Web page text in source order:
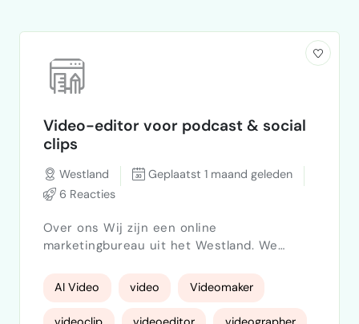
Video-editor voor podcast & social
clips
Westland
Geplaatst 1 maand geleden
6 Reacties
Over ons Wij zijn een online
marketingbureau uit het Westland. We
marketingoplossingen voor ondernemers.
we onze kennis en oplossingen delen, en
AI Video video Videomaker